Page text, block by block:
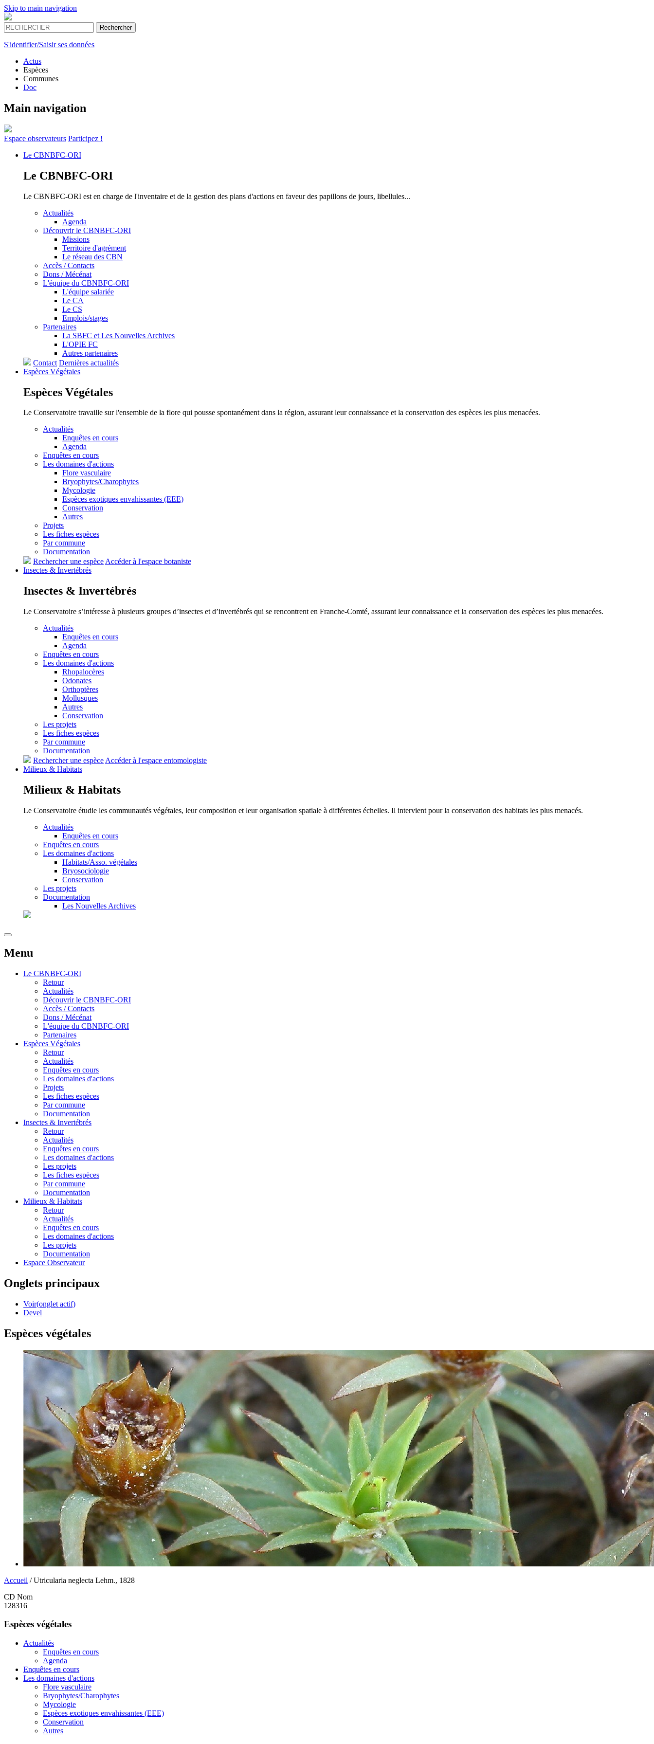
Skip to main navigation
S'identifier/Saisir ses données
Actus
Espèces
Communes
Doc
Main navigation
Espace observateurs Participez !
Le CBNBFC-ORI
Le CBNBFC-ORI
Le CBNBFC-ORI est en charge de l'inventaire et de la gestion des plans d'actions en faveur des papillons de jours, libellules...
Actualités
Agenda
Découvrir le CBNBFC-ORI
Missions
Territoire d'agrément
Le réseau des CBN
Accès / Contacts
Dons / Mécénat
L'équipe du CBNBFC-ORI
L'équipe salariée
Le CA
Le CS
Emplois/stages
Partenaires
La SBFC et Les Nouvelles Archives
L'OPIE FC
Autres partenaires
Contact Dernières actualités
Espèces Végétales
Espèces Végétales
Le Conservatoire travaille sur l'ensemble de la flore qui pousse spontanément dans la région, assurant leur connaissance et la conservation des espèces les plus menacées.
Actualités
Enquêtes en cours
Agenda
Enquêtes en cours
Les domaines d'actions
Flore vasculaire
Bryophytes/Charophytes
Mycologie
Espèces exotiques envahissantes (EEE)
Conservation
Autres
Projets
Les fiches espèces
Par commune
Documentation
Rechercher une espèceAccéder à l'espace botaniste
Insectes & Invertébrés
Insectes & Invertébrés
Le Conservatoire s’intéresse à plusieurs groupes d’insectes et d’invertébrés qui se rencontrent en Franche-Comté, assurant leur connaissance et la conservation des espèces les plus menacées.
Actualités
Enquêtes en cours
Agenda
Enquêtes en cours
Les domaines d'actions
Rhopalocères
Odonates
Orthoptères
Mollusques
Autres
Conservation
Les projets
Les fiches espèces
Par commune
Documentation
Rechercher une espèce Accéder à l'espace entomologiste
Milieux & Habitats
Milieux & Habitats
Le Conservatoire étudie les communautés végétales, leur composition et leur organisation spatiale à différentes échelles. Il intervient pour la conservation des habitats les plus menacés.
Actualités
Enquêtes en cours
Enquêtes en cours
Les domaines d'actions
Habitats/Asso. végétales
Bryosociologie
Conservation
Les projets
Documentation
Les Nouvelles Archives
Menu
Le CBNBFC-ORI
Retour
Actualités
Découvrir le CBNBFC-ORI
Accès / Contacts
Dons / Mécénat
L'équipe du CBNBFC-ORI
Partenaires
Espèces Végétales
Retour
Actualités
Enquêtes en cours
Les domaines d'actions
Projets
Les fiches espèces
Par commune
Documentation
Insectes & Invertébrés
Retour
Actualités
Enquêtes en cours
Les domaines d'actions
Les projets
Les fiches espèces
Par commune
Documentation
Milieux & Habitats
Retour
Actualités
Enquêtes en cours
Les domaines d'actions
Les projets
Documentation
Espace Observateur
Onglets principaux
Voir(onglet actif)
Devel
Espèces végétales
Accueil / Utricularia neglecta Lehm., 1828
CD Nom
128316
Espèces végétales
Actualités
Enquêtes en cours
Agenda
Enquêtes en cours
Les domaines d'actions
Flore vasculaire
Bryophytes/Charophytes
Mycologie
Espèces exotiques envahissantes (EEE)
Conservation
Autres